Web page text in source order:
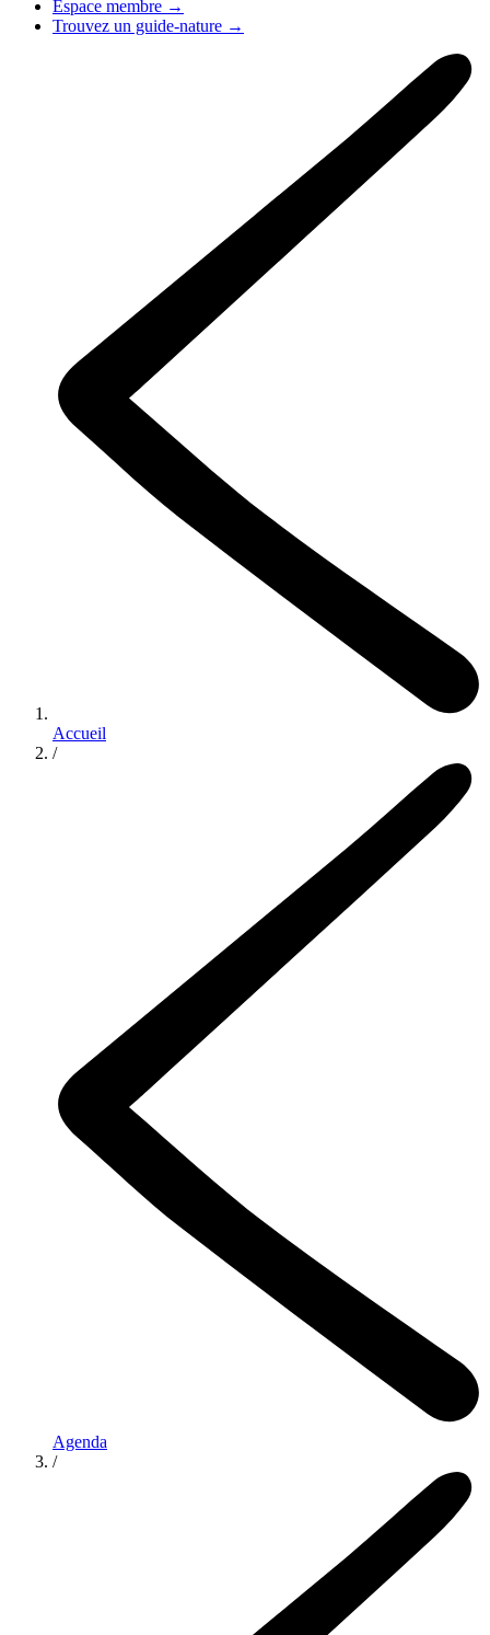
Espace membre →
Trouvez un guide-nature →
Accueil
/
Agenda
/